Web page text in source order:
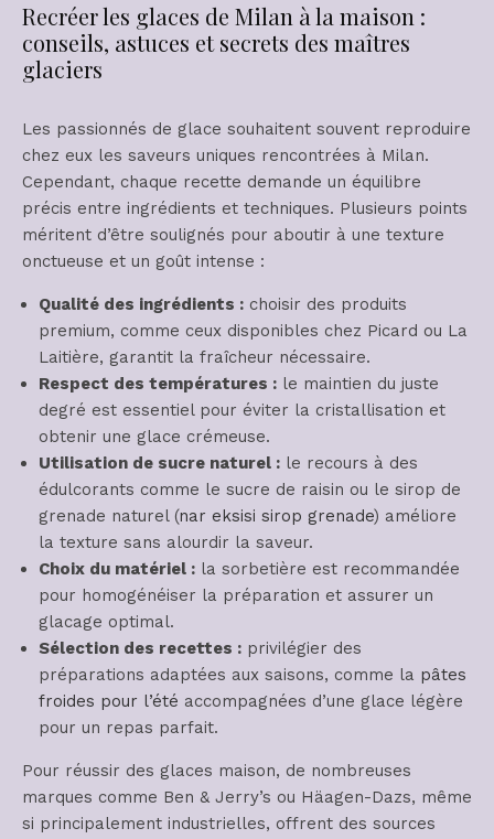
Recréer les glaces de Milan à la maison :
conseils, astuces et secrets des maîtres
glaciers
Les passionnés de glace souhaitent souvent reproduire
chez eux les saveurs uniques rencontrées à Milan.
Cependant, chaque recette demande un équilibre
précis entre ingrédients et techniques. Plusieurs points
méritent d’être soulignés pour aboutir à une texture
onctueuse et un goût intense :
Qualité des ingrédients : choisir des produits
premium, comme ceux disponibles chez Picard ou La
Laitière, garantit la fraîcheur nécessaire.
Respect des températures : le maintien du juste
degré est essentiel pour éviter la cristallisation et
obtenir une glace crémeuse.
Utilisation de sucre naturel : le recours à des
édulcorants comme le sucre de raisin ou le sirop de
grenade naturel (nar eksisi sirop grenade) améliore
la texture sans alourdir la saveur.
Choix du matériel : la sorbetière est recommandée
pour homogénéiser la préparation et assurer un
glacage optimal.
Sélection des recettes : privilégier des
préparations adaptées aux saisons, comme la pâtes
froides pour l’été accompagnées d’une glace légère
pour un repas parfait.
Pour réussir des glaces maison, de nombreuses
marques comme Ben & Jerry’s ou Häagen-Dazs, même
si principalement industrielles, offrent des sources